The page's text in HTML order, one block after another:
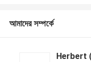
আমাদের সম্পর্কে
Herbert